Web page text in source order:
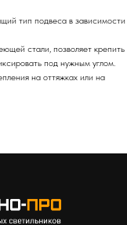
тип подвеса в зависимости
стали, позволяет крепить
под нужным углом.
на оттяжках или на